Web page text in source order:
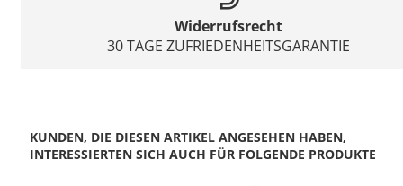
Widerrufsrecht
30 TAGE ZUFRIEDENHEITSGARANTIE
KUNDEN, DIE DIESEN ARTIKEL ANGESEHEN HABEN,
INTERESSIERTEN SICH AUCH FÜR FOLGENDE PRODUKTE